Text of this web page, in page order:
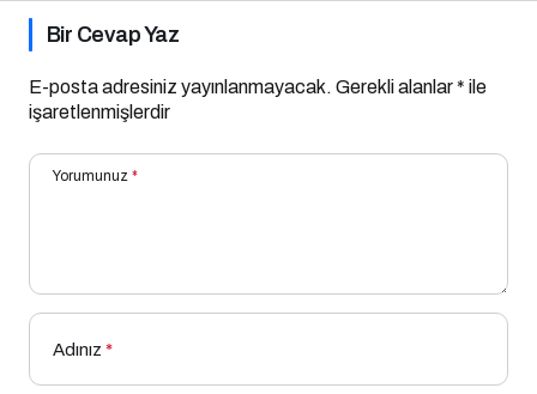
Bir Cevap Yaz
E-posta adresiniz yayınlanmayacak. Gerekli alanlar* ile
işaretlenmişlerdir
Yorumunuz *
Adınız *